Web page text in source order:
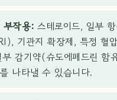
부작용: 스테로이드, 일부
기관지 확장제, 특정 혈
부 감기약(슈도에페드린 함
나타낼 수 있습니다.